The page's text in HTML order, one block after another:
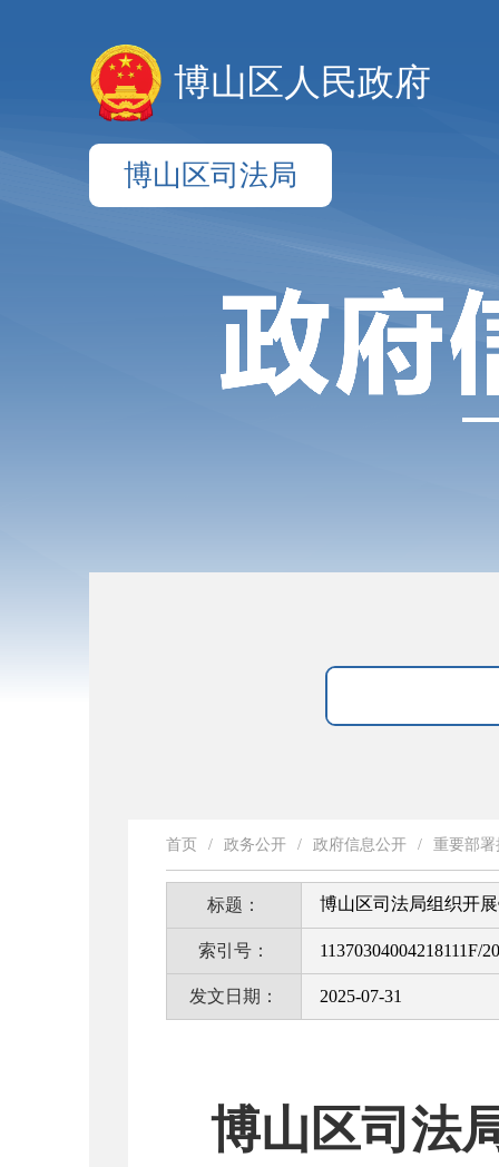
博山区人民政府
博山区司法局
首页 / 政务公开 / 政府信息公开 / 重要部
标题： 博山区司法局组织开
索引号： 11370304004218111F/
发文日期： 2025-07-31
博山区司法